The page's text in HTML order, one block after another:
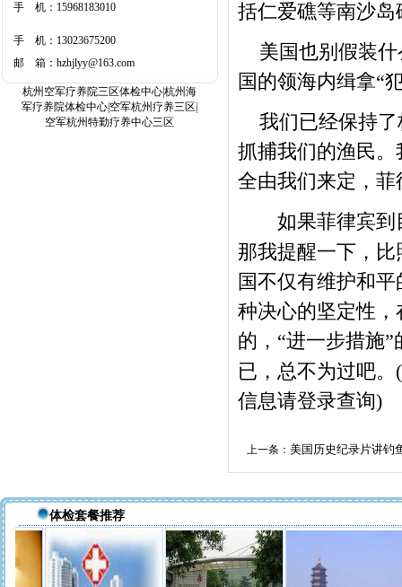
择。
手 机：15968183010
手 机：13023675200
邮 箱：hzhjlyy@163.com
杭州空军疗养院三区体检中心|杭州海
军疗养院体检中心|空军杭州疗养三区|
空军杭州特勤疗养中心三区
括仁爱礁等南沙
美国也别假装
国的领海内缉拿“
我们已经保持
抓捕我们的渔民
全由我们来定，
如果菲律宾到目
那我提醒一下，
国不仅有维护和
种决心的坚定性
的，“进一步措施
已，总不为过吧
信息请登录查询)
上一条： 美国历史纪录片讲钓
体检套餐推荐